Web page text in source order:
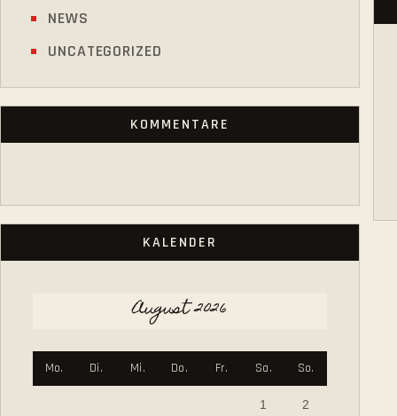
NEWS
UNCATEGORIZED
KOMMENTARE
KALENDER
August 2026
Mo. Di. Mi. Do. Fr. Sa. So.
1 2